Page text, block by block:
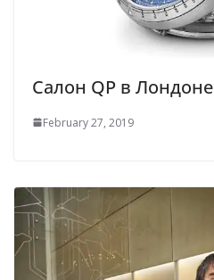
Салон QP в Лондоне
February 27, 2019